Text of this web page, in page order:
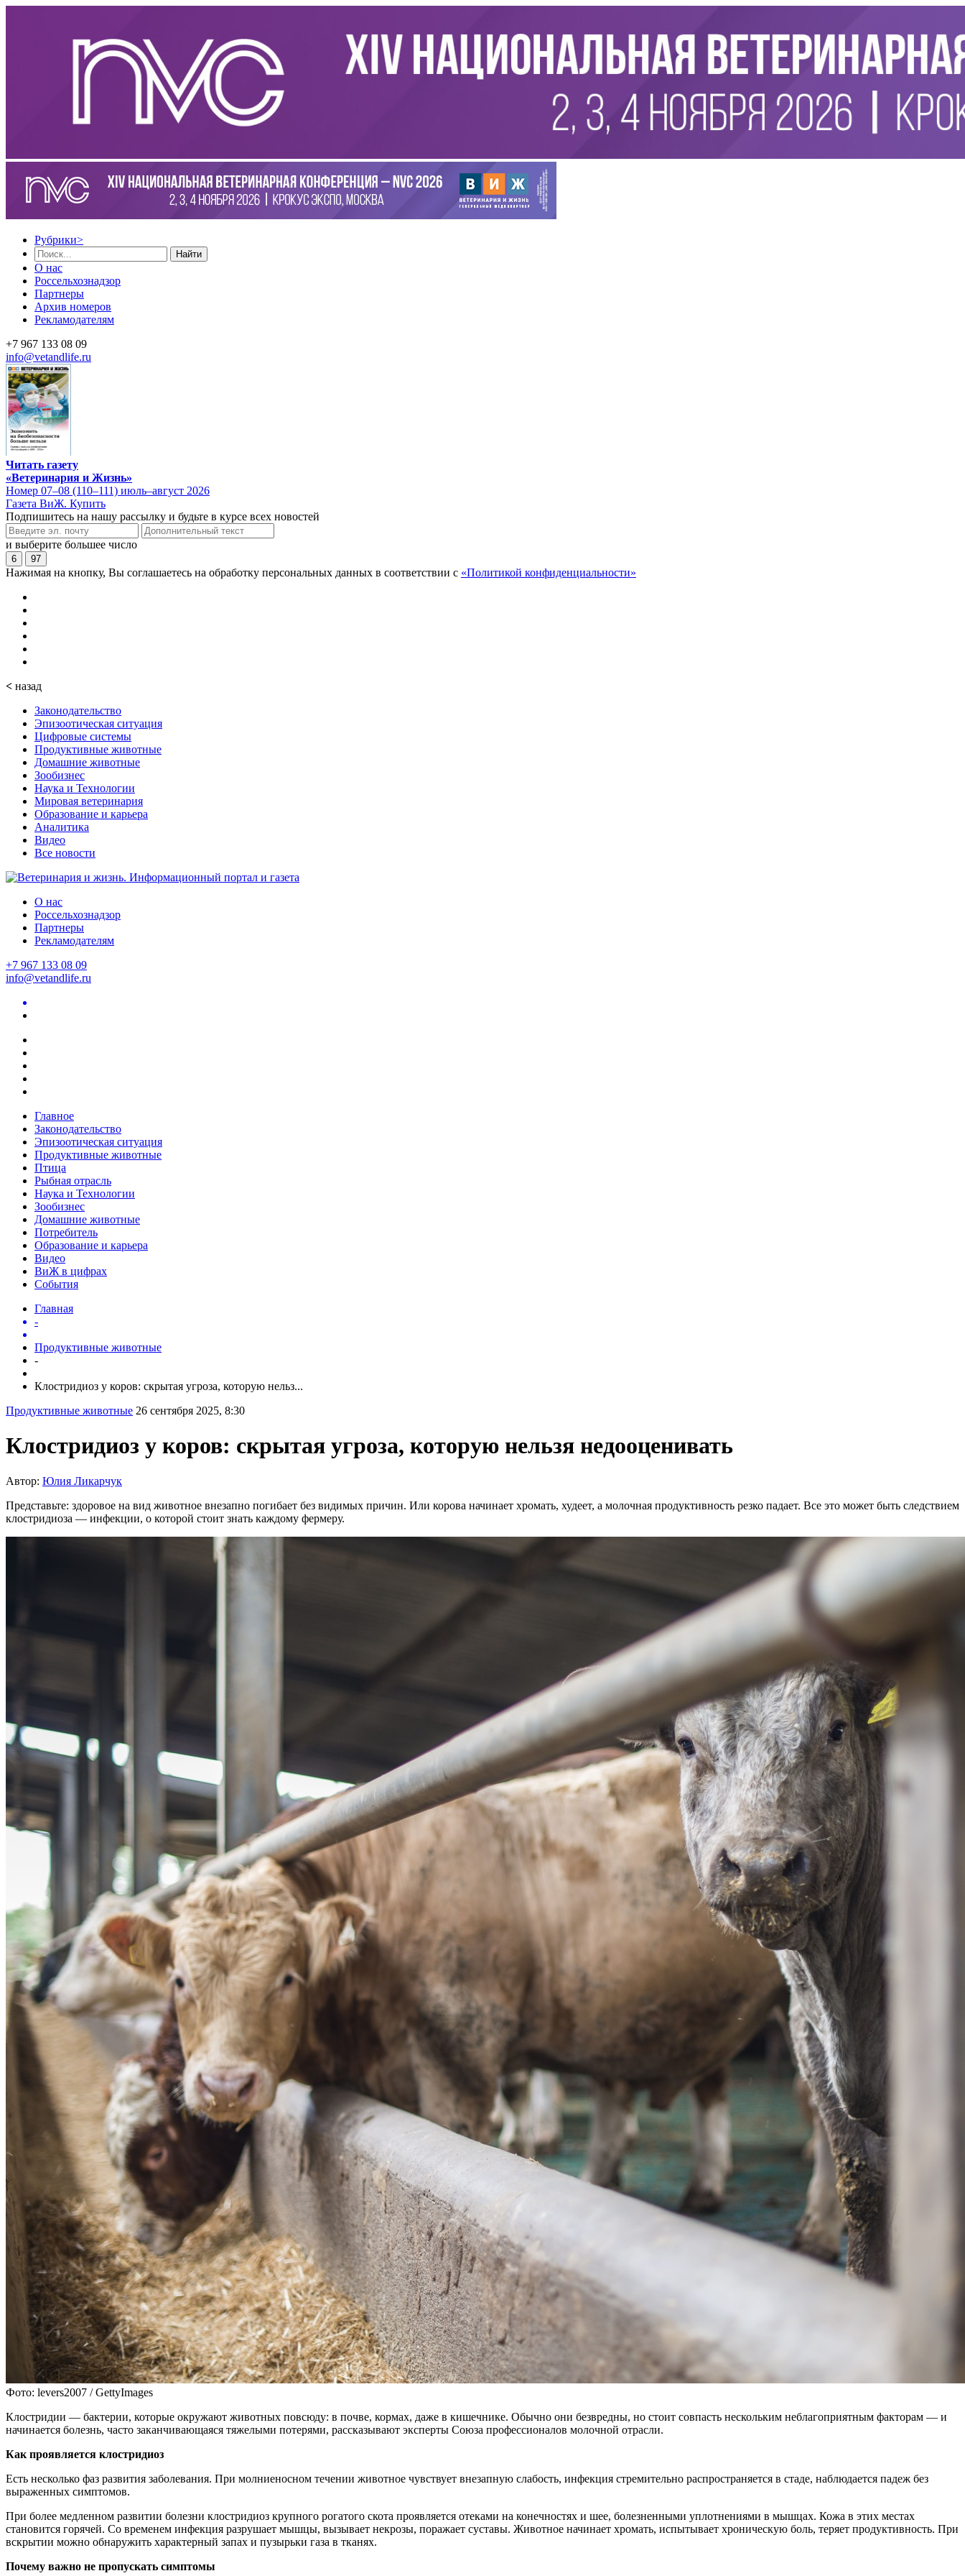
Рубрики>
Найти
О нас
Россельхознадзор
Партнеры
Архив номеров
Рекламодателям
+7 967 133 08 09
info@vetandlife.ru
Читать газету
«Ветеринария и Жизнь»
Номер 07–08 (110–111) июль–август 2026
Газета ВиЖ. Купить
Подпишитесь на нашу рассылку и будьте в курсе всех новостей
и выберите большее число
6 97
Нажимая на кнопку, Вы соглашаетесь на обработку персональных данных в соответствии с «Политикой конфиденциальности»
< назад
Законодательство
Эпизоотическая ситуация
Цифровые системы
Продуктивные животные
Домашние животные
Зообизнес
Наука и Технологии
Мировая ветеринария
Образование и карьера
Аналитика
Видео
Все новости
О нас
Россельхознадзор
Партнеры
Рекламодателям
+7 967 133 08 09
info@vetandlife.ru
Главное
Законодательство
Эпизоотическая ситуация
Продуктивные животные
Птица
Рыбная отрасль
Наука и Технологии
Зообизнес
Домашние животные
Потребитель
Образование и карьера
Видео
ВиЖ в цифрах
События
Главная
-
Продуктивные животные
-
Клостридиоз у коров: скрытая угроза, которую нельз...
Продуктивные животные 26 сентября 2025, 8:30
Клостридиоз у коров: скрытая угроза, которую нельзя недооценивать
Автор: Юлия Ликарчук
Представьте: здоровое на вид животное внезапно погибает без видимых причин. Или корова начинает хромать, худеет, а молочная продуктивность резко падает. Все это может быть следствием
клостридиоза — инфекции, о которой стоит знать каждому фермеру.
Фото: levers2007 / GettyImages
Клостридии — бактерии, которые окружают животных повсюду: в почве, кормах, даже в кишечнике. Обычно они безвредны, но стоит совпасть нескольким неблагоприятным факторам — и
начинается болезнь, часто заканчивающаяся тяжелыми потерями, рассказывают эксперты Союза профессионалов молочной отрасли.
Как проявляется клостридиоз
Есть несколько фаз развития заболевания. При молниеносном течении животное чувствует внезапную слабость, инфекция стремительно распространяется в стаде, наблюдается падеж без
выраженных симптомов.
При более медленном развитии болезни клостридиоз крупного рогатого скота проявляется отеками на конечностях и шее, болезненными уплотнениями в мышцах. Кожа в этих местах
становится горячей. Со временем инфекция разрушает мышцы, вызывает некрозы, поражает суставы. Животное начинает хромать, испытывает хроническую боль, теряет продуктивность. При
вскрытии можно обнаружить характерный запах и пузырьки газа в тканях.
Почему важно не пропускать симптомы